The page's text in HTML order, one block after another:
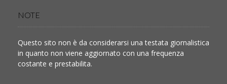
NOTE
Questo sito non è da considerarsi una testata giornalistica
in quanto non viene aggiornato con una frequenza
costante e prestabilita.